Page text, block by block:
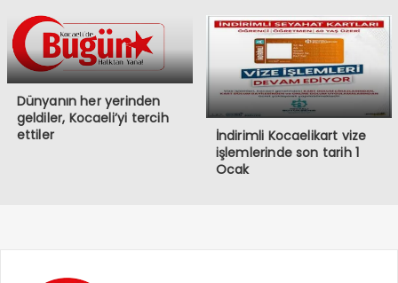
Dünyanın her yerinden
geldiler, Kocaeli’yi tercih
ettiler
İndirimli Kocaelikart vize
işlemlerinde son tarih 1
Ocak